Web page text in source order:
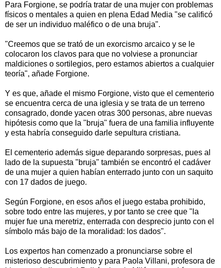
Para Forgione, se podría tratar de una mujer con problemas
físicos o mentales a quien en plena Edad Media "se calificó
de ser un individuo maléfico o de una bruja".
"Creemos que se trató de un exorcismo arcaico y se le
colocaron los clavos para que no volviese a pronunciar
maldiciones o sortilegios, pero estamos abiertos a cualquier
teoría", añade Forgione.
Y es que, añade el mismo Forgione, visto que el cementerio
se encuentra cerca de una iglesia y se trata de un terreno
consagrado, donde yacen otras 300 personas, abre nuevas
hipótesis como que la "bruja" fuera de una familia influyente
y esta habría conseguido darle sepultura cristiana.
El cementerio además sigue deparando sorpresas, pues al
lado de la supuesta "bruja" también se encontró el cadáver
de una mujer a quien habían enterrado junto con un saquito
con 17 dados de juego.
Según Forgione, en esos años el juego estaba prohibido,
sobre todo entre las mujeres, y por tanto se cree que "la
mujer fue una meretriz, enterrada con desprecio junto con el
símbolo más bajo de la moralidad: los dados".
Los expertos han comenzado a pronunciarse sobre el
misterioso descubrimiento y para Paola Villani, profesora de